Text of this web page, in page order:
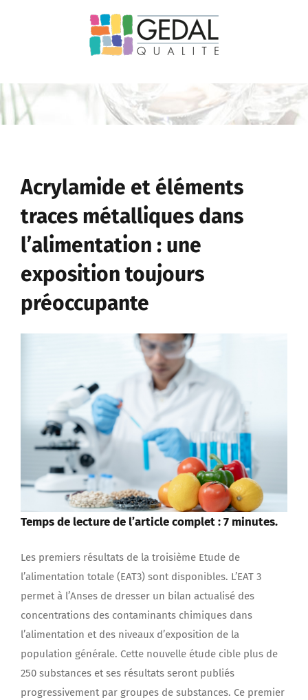
Acrylamide et éléments
traces métalliques dans
l’alimentation : une
exposition toujours
préoccupante
Temps de lecture de l’article complet : 7 minutes.
Les premiers résultats de la troisième Etude de
l’alimentation totale (EAT3) sont disponibles. L’EAT 3
permet à l’Anses de dresser un bilan actualisé des
concentrations des contaminants chimiques dans
l’alimentation et des niveaux d’exposition de la
population générale. Cette nouvelle étude cible plus de
250 substances et ses résultats seront publiés
progressivement par groupes de substances. Ce premier